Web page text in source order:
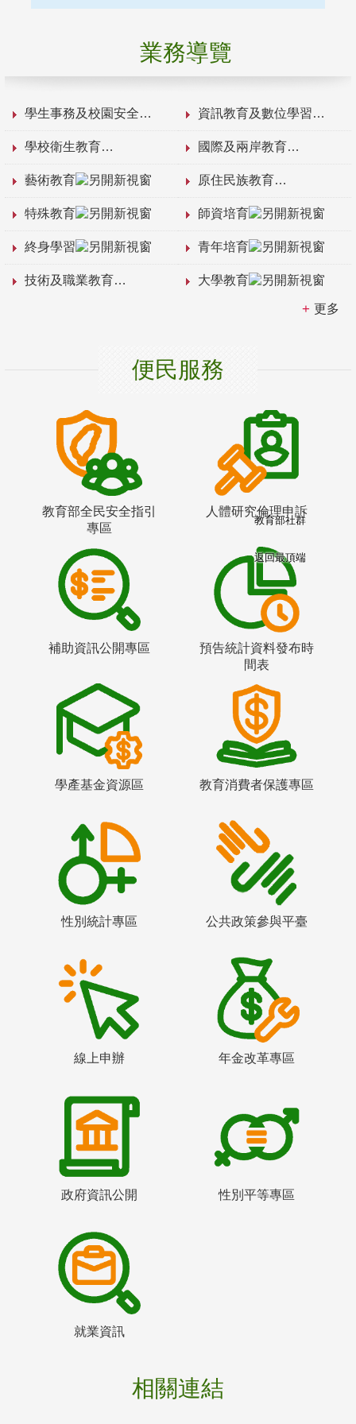
業務導覽
學生事務及校園安全 資訊教育及數位學習
學校衛生教育 國際及兩岸教育
藝術教育 原住民族教育
特殊教育 師資培育
終身學習 青年培育
技術及職業教育 大學教育
更多
便民服務
教育部全民安全指引
專區
人體研究倫理申訴
補助資訊公開專區
預告統計資料發布時
間表
學產基金資源區 教育消費者保護專區
性別統計專區 公共政策參與平臺
線上申辦 年金改革專區
政府資訊公開 性別平等專區
就業資訊
相關連結
教育部社群
返回最頂端